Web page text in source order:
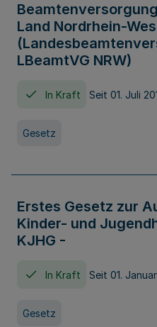
Land Nordrhein-
LBeamtVG NRW)
In Kraft Seit 01. Juli
Gesetz
Erstes Gesetz zur
Kinder- und
KJHG -
In Kraft Seit 01.
Gesetz